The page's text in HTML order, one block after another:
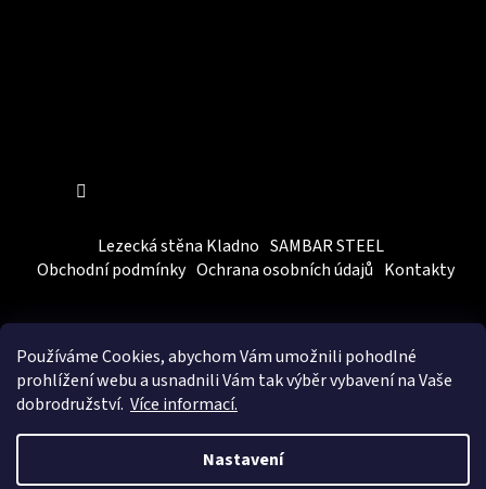
Používáme Cookies, abychom Vámumožnili pohodlné
prohlížení webu a usnadnili Vám tak výběr vybavení na Vaše
dobrodružství. Více informací.
Nastavení
Lezecká stěna Kladno SAMBAR STEEL
Obchodní podmínky Ochrana osobních údajů Kontakty
Vytvořil Shoptet
&BEOM.cz